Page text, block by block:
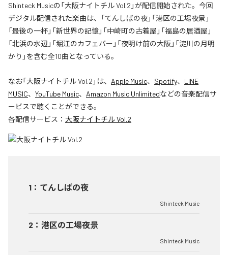
Shinteck Musicの「大阪ナイトチル Vol.2」が配信開始された。今回
デジタル配信された楽曲は、「てんしばの夜」「港区の工場夜景」
「最後の一杯」「新世界の記憶」「中崎町の古着屋」「福島の居酒屋」
「北浜の水辺」「堀江のカフェバー」「夜明け前の大阪」「淀川の月明
かり」を含む全10曲となっている。
なお「大阪ナイトチル Vol.2 」は、 Apple Music、 Spotify、 LINE
MUSIC、 YouTube Music、 Amazon Music Unlimitedなどの音楽配信サ
ービスで聴くことができる。
各配信サービス： 大阪ナイトチル Vol.2
1 ： てんしばの夜
Shinteck Music
2 ： 港区の工場夜景
Shinteck Music